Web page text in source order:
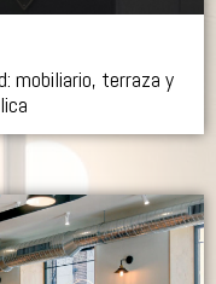
mobiliario, terraza y